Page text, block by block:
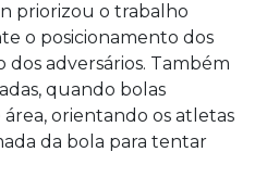
priorizou o trabalho
o posicionamento dos
dos adversários. Também
quando bolas
orientando os atletas
da bola para tentar